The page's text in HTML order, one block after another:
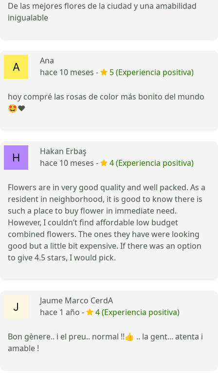
De las mejores flores de la ciudad y una amabilidad
inigualable
Ana
hace 10 meses -
5 (Experiencia positiva)
hoy compré las rosas de color más bonito del mundo
🤩❤️
Hakan Erbaş
hace 10 meses -
4 (Experiencia positiva)
Flowers are in very good quality and well packed. As a
resident in neighborhood, it is good to know there is
such a place to buy flower in immediate need.
However, I couldn’t find affordable low budget
combined flowers. The ones they have were looking
good but a little bit expensive. If there was an option
to give 4.5 stars, I would pick.
Jaume Marco CerdA
hace 1 año -
4 (Experiencia positiva)
Bon gènere.. i el preu.. normal !!👍 .. la gent... atenta i
amable !